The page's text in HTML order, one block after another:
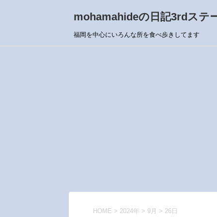
mohamahideの日記3rdステ
福岡を中心にいろんな所を食べ歩きしてます
HOME > 2024年 > 9月 > 26日